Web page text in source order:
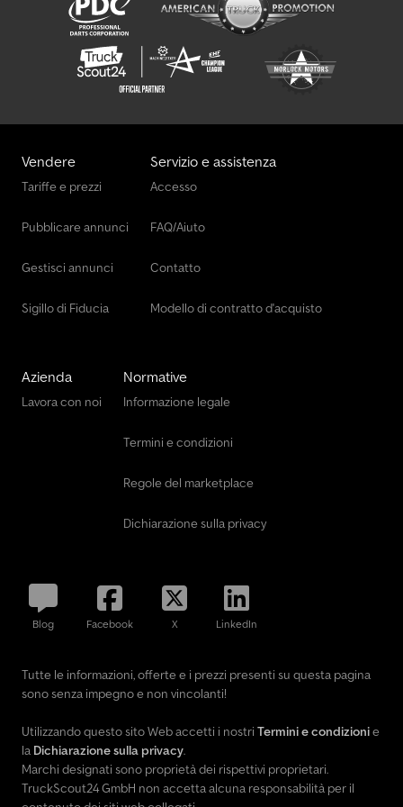
Vendere
Tariffe e prezzi
Pubblicare annunci
Gestisci annunci
Sigillo di Fiducia
Servizio e assistenza
Accesso
FAQ/Aiuto
Contatto
Modello di contratto d'acquisto
Azienda
Lavora con noi
Normative
Informazione legale
Termini e condizioni
Regole del marketplace
Dichiarazione sulla privacy
Blog Facebook X LinkedIn
Tutte le informazioni, offerte e i prezzi presenti su questa pagina
sono senza impegno e non vincolanti!
Utilizzando questo sito Web accetti i nostri Termini e condizionie
la Dichiarazione sulla privacy.
Marchi designati sono proprietà dei rispettivi proprietari.
TruckScout24 GmbH non accetta alcuna responsabilità per il